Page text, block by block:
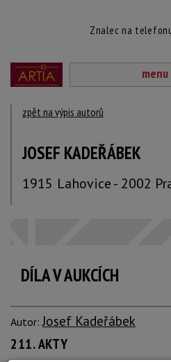
Znalec na
menu
zpět na výpis autorů
JOSEF KADEŘÁBEK
1915 Lahovice - 2002
DÍLA V AUKCÍCH
Autor:Josef Kadeřábek
211. AKTY